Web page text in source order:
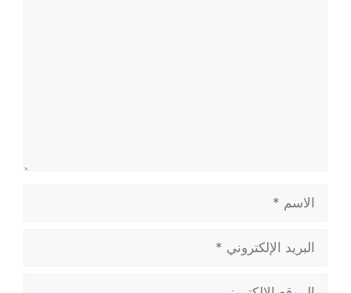
الإلكتروني